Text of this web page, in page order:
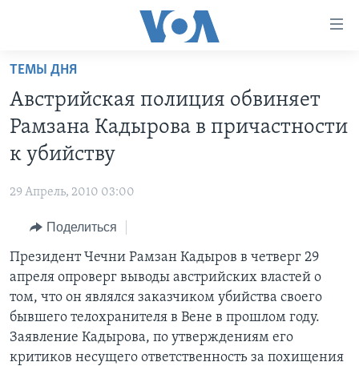
Перейти
основной
контент
Перейти
основной
навигации
Перейти
поиск
ПРОГРАММЫ
АМЕРИКА
ИТОГИ
ПОЧЕМУ ЭТО ВАЖНО?
ДИСКУССИЯ VOA
НЬЮ-ЙОРК NEW YORK
АМЕРИКА. БОЛЬШОЕ ПУТЕШЕСТВИЕ
ПРОЕКТЫ
НАША АМЕРИКАНСКАЯ ИСТОРИЯ
А КАК В АМЕРИКЕ?
АРТЕФАКТЫ
АМЕРИКАНСКИЕ ГОРОДКИ
ТЕСТЫ
ИНТЕРВЬЮ
ФАКТЫ ПРОТИВ ФЕЙКОВ
ЗА СВОБОДУ ПРЕССЫ
УЧИМ АНГЛИЙСКИЙ
ВИДЕО
ПОДПИСКА НА НОВОСТИ
ТЕМЫ ДНЯ
Австрийская полиция обвиняет
Рамзана Кадырова в причастности
к убийству
29 Апрель, 2010 03:00
Поделиться
Президент Чечни Рамзан Кадыров в четверг 29
апреля опроверг выводы австрийских властей о
том, что он являлся заказчиком убийства своего
бывшего телохранителя в Вене в прошлом году.
Заявление Кадырова, по утверждениям его
критиков несущего ответственность за похищения